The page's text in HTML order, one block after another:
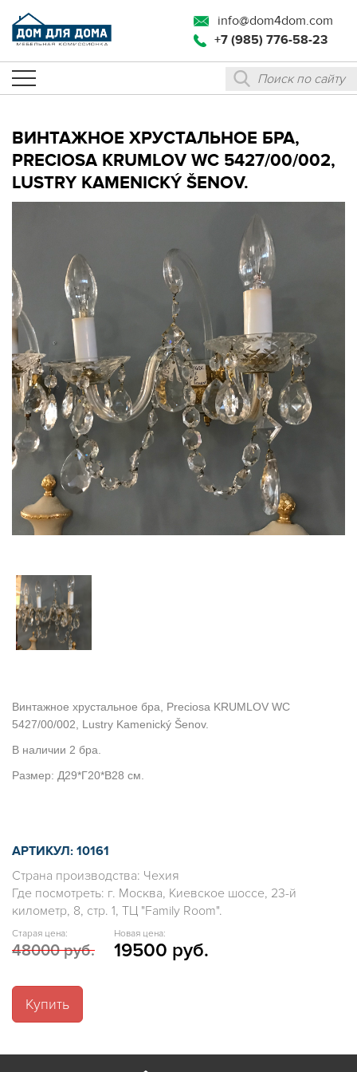
info@dom4dom.com
+7 (985) 776-58-23
ВИНТАЖНОЕ ХРУСТАЛЬНОЕ БРА,
PRECIOSA KRUMLOV WC 5427/00/002,
LUSTRY KAMENICKÝ ŠENOV.
Винтажное хрустальное бра, Preciosa KRUMLOV WC
5427/00/002, Lustry Kamenický Šenov.
В наличии 2 бра.
Размер: Д29*Г20*В28 см.
АРТИКУЛ: 10161
Страна производства: Чехия
Где посмотреть: г. Москва, Киевское шоссе, 23-й
километр, 8, стр. 1, ТЦ "Family Room".
Старая цена:
48000 руб.
Новая цена:
19500 руб.
Купить